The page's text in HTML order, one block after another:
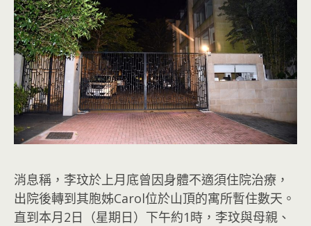
消息稱，李玟於上月底曾因身體不適須住院治療，
出院後轉到其胞姊Carol位於山頂的寓所暫住數天。
直到本月2日（星期日）下午約1時，李玟與母親、